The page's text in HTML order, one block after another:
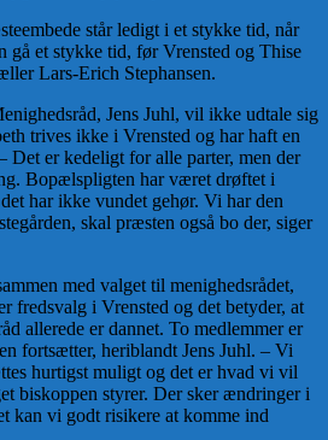
står ledigt i et stykke tid, når
gå et stykke tid, før Vrensted og Thise
Lars-Erich Stephansen.
Jens Juhl, vil ikke udtale sig
trives ikke i Vrensted og har haft en
er kedeligt for alle parter, men der
Bopælspligten har været drøftet i
har ikke vundet gehør. Vi har den
skal præsten også bo der, siger
med valget til menighedsrådet,
fredsvalg i Vrensted og det betyder, at
allerede er dannet. To medlemmer er
fortsætter, heriblandt Jens Juhl. – Vi
hurtigst muligt og det er hvad vi vil
biskoppen styrer. Der sker ændringer i
kan vi godt risikere at komme ind